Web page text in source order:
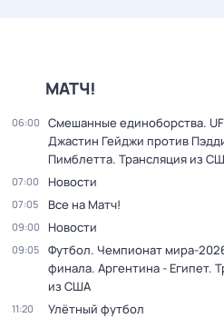
МАТЧ!
06:00
Смешанные единоборства.
Джастин Гейджи против
Пимблетта. Трансляция из
07:00 Новости
07:05 Все на Матч!
09:00 Новости
09:05
Футбол. Чемпионат мира-
финала. Аргентина - Египет.
из США
11:20 Улётный футбол